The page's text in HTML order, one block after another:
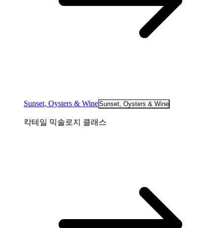
Sunset, Oysters & WineSunset, Oysters & Wine
칵테일 믹솔로지 클래스